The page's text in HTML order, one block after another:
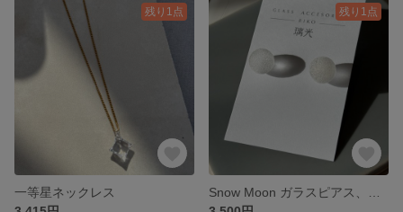
残り1点
一等星ネックレス
残り1点